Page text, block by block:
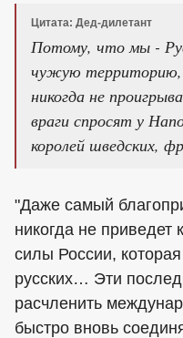
Цитата: Дед-дилетант
Потому, что мы -
чужую
никогда не
враги спросят у
королей шведских,
"Даже самый
никогда не
силы России,
русских… Эти
расчленить
быстро вновь